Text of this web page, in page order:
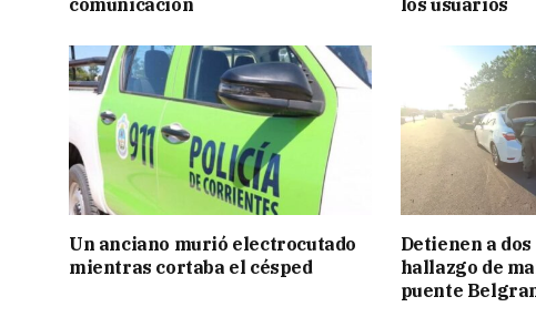
Un anciano murió electrocutado
mientras cortaba el césped
Detienen a
hallazgo de
puente